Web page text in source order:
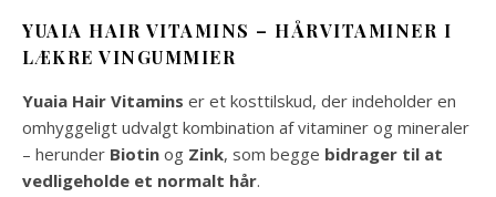
YUAIA HAIR VITAMINS – HÅRVITAMINER I
LÆKRE VINGUMMIER
Yuaia Hair Vitamins er et kosttilskud, der indeholder en
omhyggeligt udvalgt kombination af vitaminer og mineraler
– herunder Biotin og Zink, som begge bidrager til at
vedligeholde et normalt hår.